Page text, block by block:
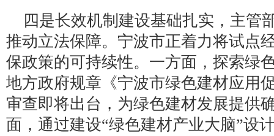
四是长效机制建设基础扎实，主管
推动立法保障。宁波市正着力将试点
保政策的可持续性。一方面，探索绿
地方政府规章《宁波市绿色建材应用
审查即将出台，为绿色建材发展提供
面，通过建设“绿色建材产业大脑”设